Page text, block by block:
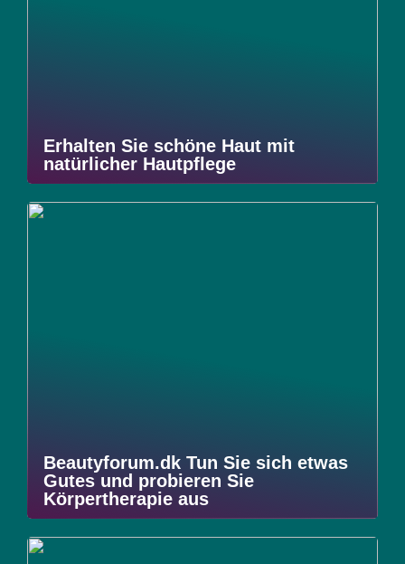
Erhalten Sie schöne Haut mit
natürlicher Hautpflege
Beautyforum.dk Tun Sie sich etwas
Gutes und probieren Sie
Körpertherapie aus